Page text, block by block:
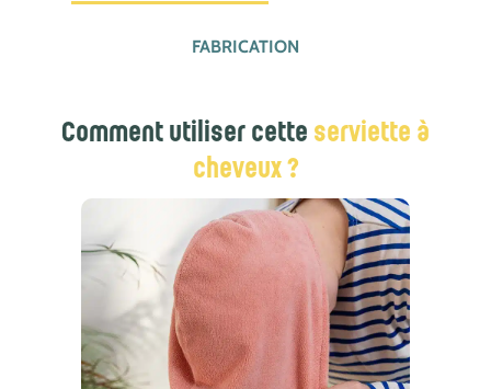
FABRICATION
Comment utiliser cette serviette à
cheveux ?